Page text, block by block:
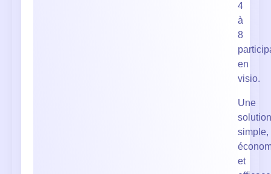
4
à
8
en
visio.
Une
solution
simple,
et